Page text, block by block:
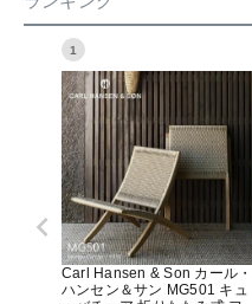
1
Carl Hansen & Son カール・
ハンセン＆サン MG501 キュ